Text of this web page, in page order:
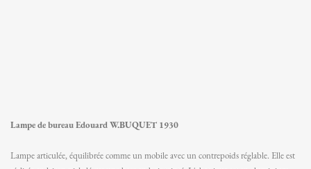
Lampe de bureau Edouard W.BUQUET 1930
Lampe articulée, équilibrée comme un mobile avec un contrepoids réglable. Elle est